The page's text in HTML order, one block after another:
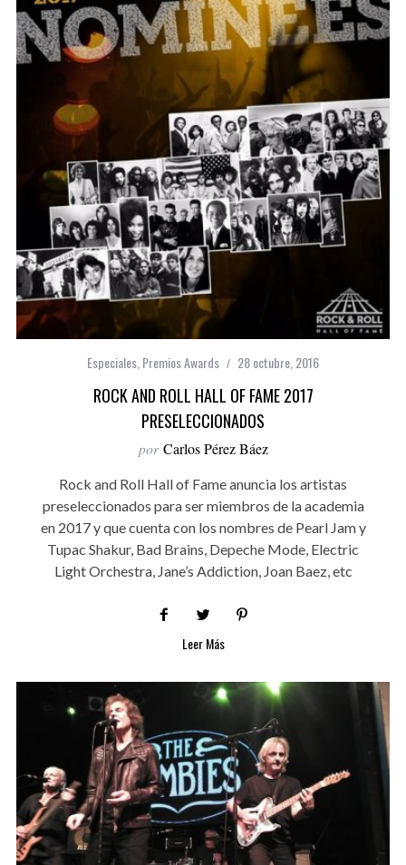
Especiales Premios Awards 28 octubre, 2016
ROCK AND ROLL HALL OF FAME 2017
PRESELECCIONADOS
por Carlos Pérez Báez
Rock and Roll Hall of Fame anuncia los artistas
preseleccionados para ser miembros de la academia
en 2017 y que cuenta con los nombres de Pearl Jam y
Tupac Shakur, Bad Brains, Depeche Mode, Electric
Light Orchestra, Jane’s Addiction, Joan Baez, etc
Leer Más